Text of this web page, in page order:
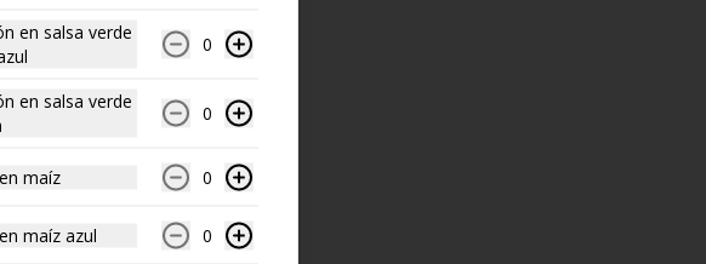
en salsa verde
0
en salsa verde
0
maíz 0
maíz azul 0